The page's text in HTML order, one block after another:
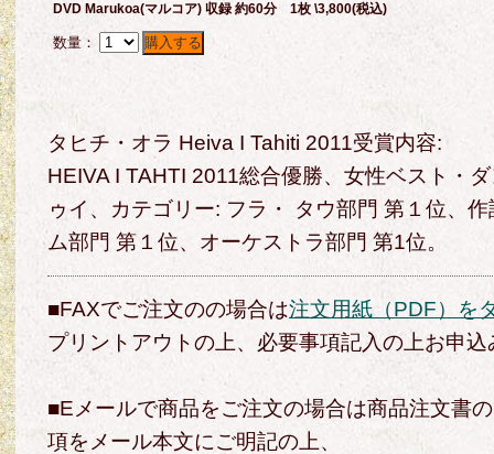
DVD Marukoa(マルコア) 収録 約60分 1枚 \3,800(税込)
数量：
タヒチ・オラ Heiva I Tahiti 2011受賞内容:
HEIVA I TAHTI 2011総合優勝、女性ベスト・
ゥイ、カテゴリー: フラ・ タウ部門 第１位、
ム部門 第１位、オーケストラ部門 第1位。
■FAXでご注文のの場合は注文用紙（PDF）を
プリントアウトの上、必要事項記入の上お申込
■Eメールで商品をご注文の場合は商品注文書
項をメール本文にご明記の上、